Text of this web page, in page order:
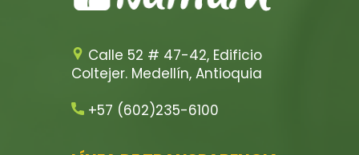
Calle 52 # 47-42, Edificio
Coltejer. Medellín, Antioquia
+57 (602)235-6100